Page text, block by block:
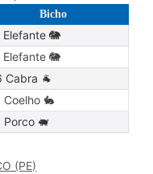
Bicho
Elefante 🐘
Elefante 🐘
Cabra 🐐
Coelho 🐇
Porco 🐖
(PE)